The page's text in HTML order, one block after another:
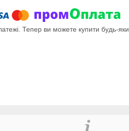
Тепер ви можете купити будь-